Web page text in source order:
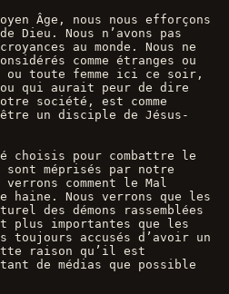
Âge, nous nous efforçons
Dieu. Nous n’avons pas
au monde. Nous ne
comme étranges ou
ou toute femme ici ce soir,
qui aurait peur de dire
société, est comme
un disciple de Jésus-
choisis pour combattre le
méprisés par notre
comment le Mal
haine. Nous verrons que les
des démons rassemblées
plus importantes que les
toujours accusés d’avoir un
raison qu’il est
de médias que possible